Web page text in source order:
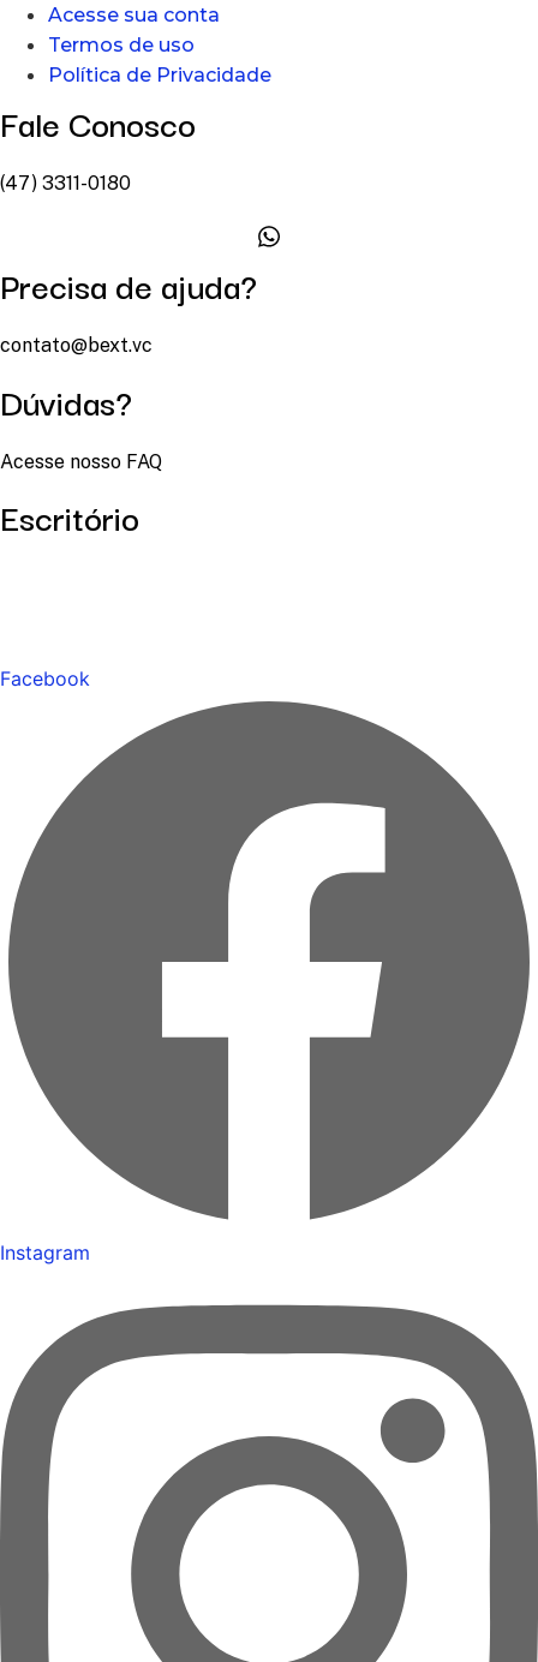
Acesse sua conta
Termos de uso
Política de Privacidade
Fale Conosco
(47) 3311-0180
Precisa de ajuda?
contato@bext.vc
Dúvidas?
Acesse nosso FAQ
Escritório
Facebook
Instagram